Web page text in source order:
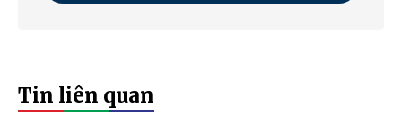
Tin liên quan